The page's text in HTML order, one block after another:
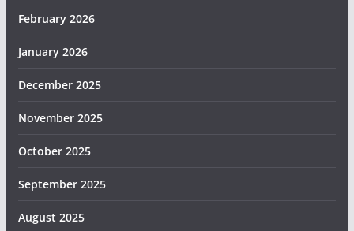
February 2026
January 2026
December 2025
November 2025
October 2025
September 2025
August 2025